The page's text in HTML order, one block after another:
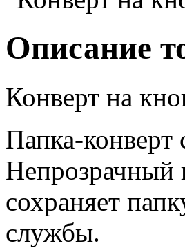
Описание
Конверт на
Папка-
Непрозрачный
сохраняет
службы.